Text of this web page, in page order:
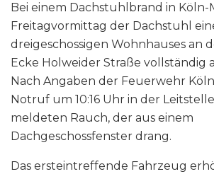
Bei einem Dachstuhlbrand in Köln-
Freitagvormittag der Dachstuhl
dreigeschossigen Wohnhauses an
Ecke Holweider Straße vollständig
Nach Angaben der Feuerwehr
Notruf um 10:16 Uhr in der
meldeten Rauch, der aus einem
Dachgeschossfenster drang.
Das ersteintreffende Fahrzeug